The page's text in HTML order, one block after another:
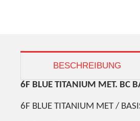
BESCHREIBUNG
6F BLUE TITANIUM MET. BC
6F BLUE TITANIUM MET /